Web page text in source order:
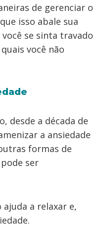
de gerenciar o
isso abale sua
se sinta travado
você não
desde a década de
a ansiedade
formas de
ser
a relaxar e,